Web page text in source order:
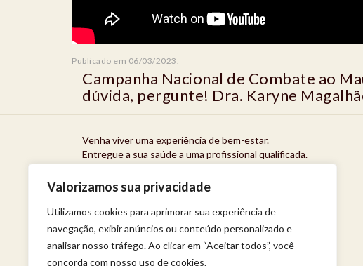
Valorizamos sua privacidade
Utilizamos cookies para aprimorar sua experiência de
navegação, exibir anúncios ou conteúdo personalizado e
analisar nosso tráfego. Ao clicar em “Aceitar todos”, você
concorda com nosso uso de cookies.
Publicado em 06/03/2023.
Campanha Nacional de Combate ao
dúvida, pergunte! Dra. Karyne
Venha viver uma experiência de bem-estar.
Entregue a sua saúde a uma profissional qualificada.